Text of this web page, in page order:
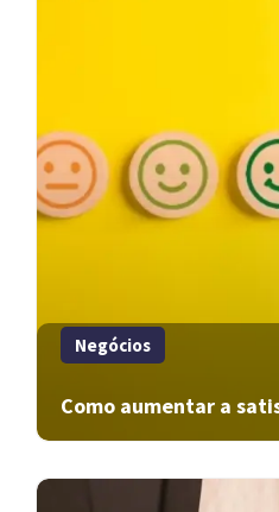
Negócios
Como aumentar a